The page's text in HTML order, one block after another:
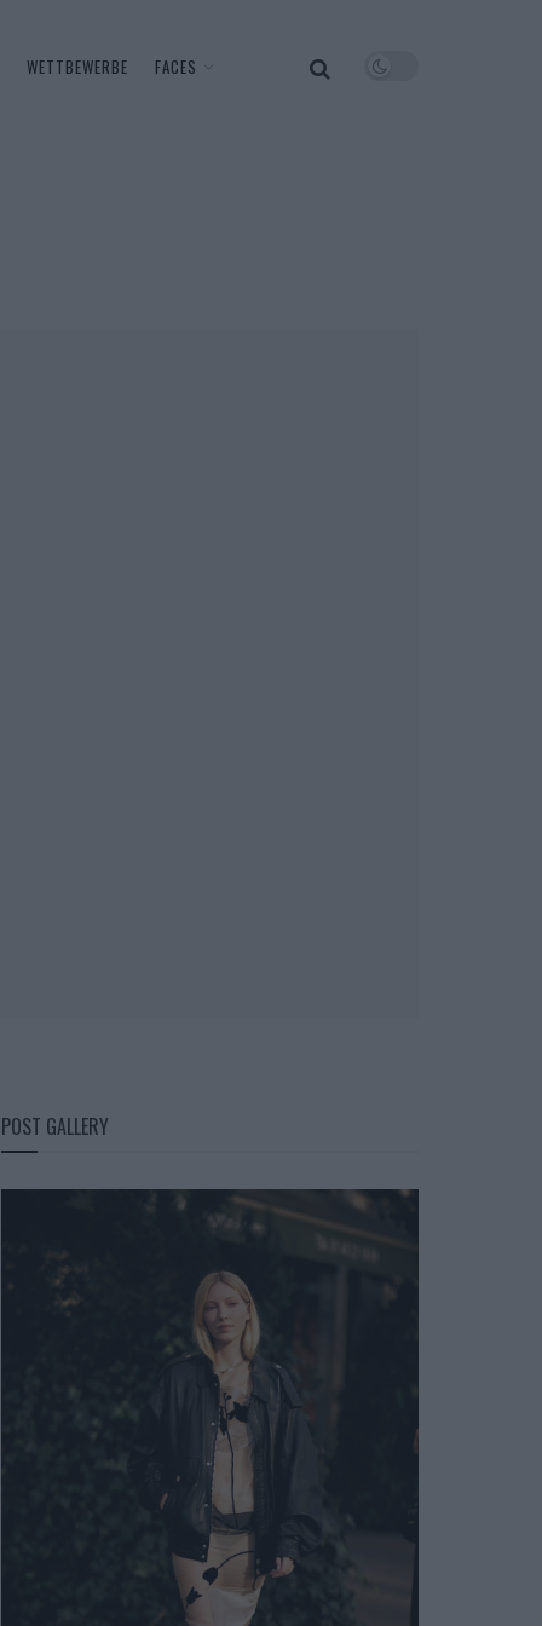
WETTBEWERBE FACES
POST GALLERY